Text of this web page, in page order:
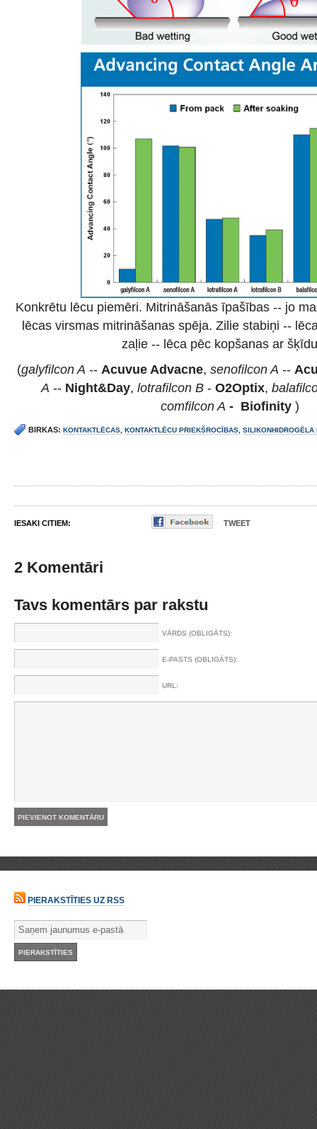
Konkrētu lēcu piemēri. Mitrināšanās īpašības -- jo
lēcas virsmas mitrināšanas spēja. Zilie stabiņi --
zaļie -- lēca pēc kopšanas ar
(galyfilcon A -- Acuvue Advacne, senofilcon A --
A -- Night&Day, lotrafilcon B - O2Optix,
comfilcon A - Biofinity )
BIRKAS: KONTAKTLĒCAS KONTAKTLĒCU PRIEKŠROCĪBAS SILIKONHIDROGĒLA
IESAKI CITIEM: TWEET
2 Komentāri
Tavs komentārs par rakstu
VĀRDS (OBLIGĀTS):
E-PASTS (OBLIGĀTS):
URL:
PIERAKSTĪTIES UZ RSS